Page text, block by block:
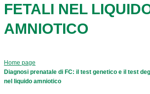
FETALI NEL
AMNIOTICO
Home page
Diagnosi prenatale di FC: il test genetico e il test
nel liquido amniotico